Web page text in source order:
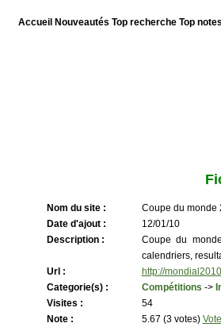
Accueil Nouveautés Top recherche Top
Nom du site :
Coupe du monde
Date d'ajout :
12/01/10
Description :
Coupe du
calendriers,
Url :
http://
Categorie(s) :
Compétitions ->
Visites :
54
Note :
5.67 (3 votes)